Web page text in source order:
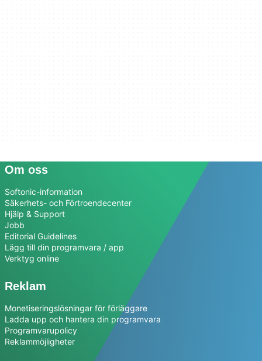
Om oss
Softonic-information
Säkerhets- och Förtroendecenter
Hjälp & Support
Jobb
Editorial Guidelines
Lägg till din programvara / app
Verktyg online
Reklam
Monetiseringslösningar för förläggare
Ladda upp och hantera din programvara
Programvarupolicy
Reklammöjligheter